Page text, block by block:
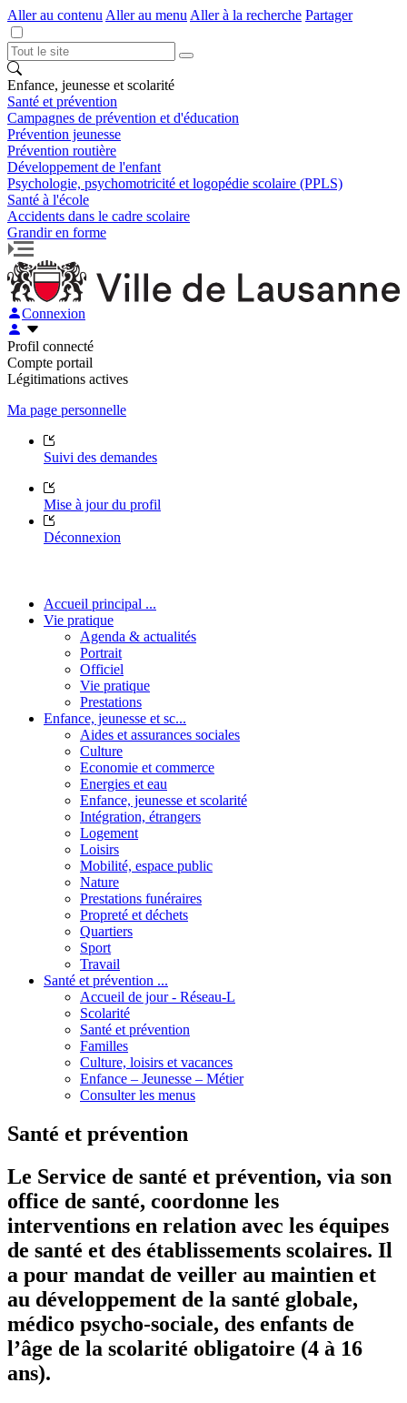
Aller au contenu Aller au menu Aller à la recherche Partager
Enfance, jeunesse et scolarité
Santé et prévention
Campagnes de prévention et d'éducation
Prévention jeunesse
Prévention routière
Développement de l'enfant
Psychologie, psychomotricité et logopédie scolaire (PPLS)
Santé à l'école
Accidents dans le cadre scolaire
Grandir en forme
Connexion
Profil connecté
Compte portail
Légitimations actives
Ma page personnelle
Suivi des demandes
Mise à jour du profil
Déconnexion
Accueil principal ...
Vie pratique
Agenda & actualités
Portrait
Officiel
Vie pratique
Prestations
Enfance, jeunesse et sc...
Aides et assurances sociales
Culture
Economie et commerce
Energies et eau
Enfance, jeunesse et scolarité
Intégration, étrangers
Logement
Loisirs
Mobilité, espace public
Nature
Prestations funéraires
Propreté et déchets
Quartiers
Sport
Travail
Santé et prévention ...
Accueil de jour - Réseau-L
Scolarité
Santé et prévention
Familles
Culture, loisirs et vacances
Enfance – Jeunesse – Métier
Consulter les menus
Santé et prévention
Le Service de santé et prévention, via son
office de santé, coordonne les
interventions en relation avec les équipes
de santé et des établissements scolaires. Il
a pour mandat de veiller au maintien et
au développement de la santé globale,
médico psycho-sociale, des enfants de
l’âge de la scolarité obligatoire (4 à 16
ans).